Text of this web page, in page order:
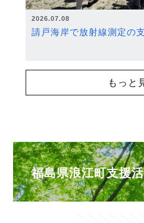
2026.07.08
請戸海岸で放射線測定の
もっと
福島県浪江町支援